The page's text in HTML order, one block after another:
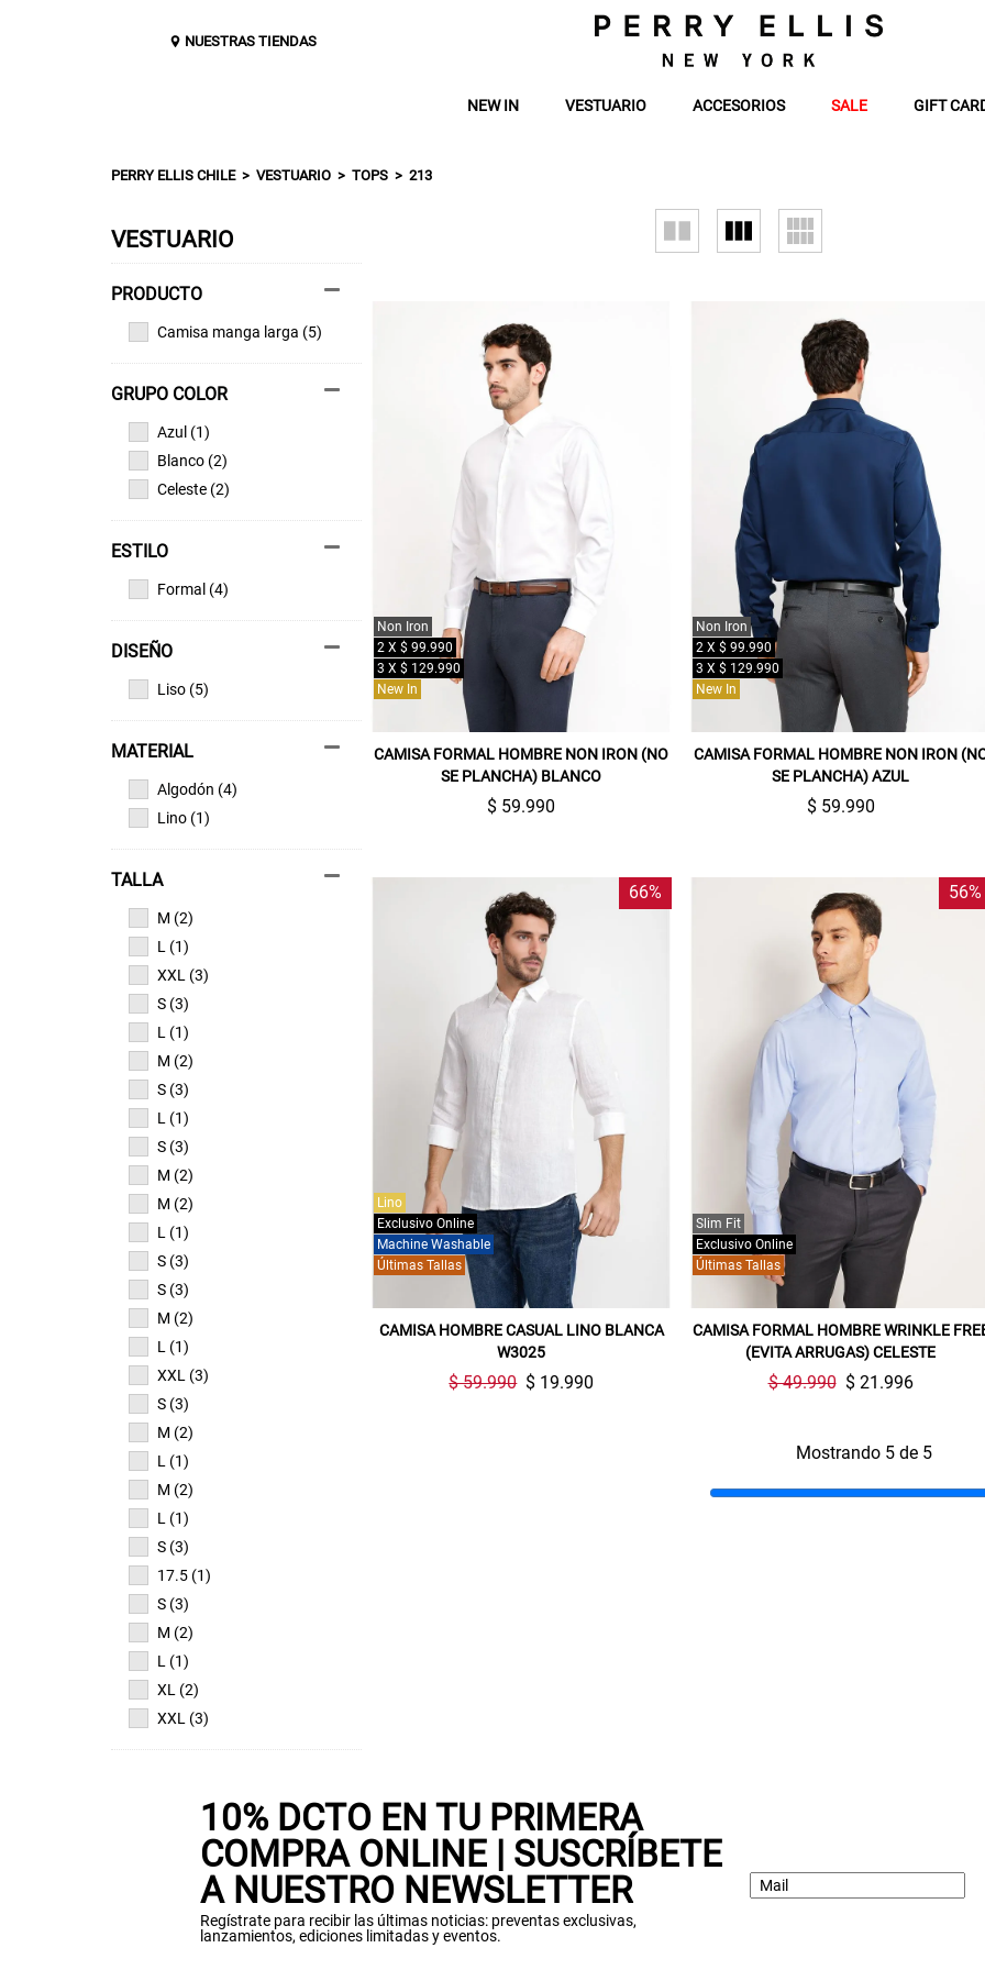
NUESTRAS TIENDAS
NEW IN VESTUARIO ACCESORIOS SALE GIFT
PERRY ELLIS CHILE VESTUARIO TOPS 213
VESTUARIO
Camisa manga larga (5)
GRUPO COLOR
Azul (1)
Blanco (2)
Celeste (2)
ESTILO
Formal (4)
DISEÑO
Liso (5)
MATERIAL
Algodón (4)
Lino (1)
TALLA
M (2)
L (1)
XXL (3)
S (3)
L (1)
M (2)
S (3)
L (1)
S (3)
M (2)
M (2)
L (1)
S (3)
S (3)
M (2)
L (1)
XXL (3)
S (3)
M (2)
L (1)
M (2)
L (1)
S (3)
17.5 (1)
S (3)
M (2)
L (1)
XL (2)
XXL (3)
New In
3 X $ 129.990
2 X $ 99.990
Non Iron
CAMISA FORMAL HOMBRE NON IRON (NO
SE PLANCHA) BLANCO
$ 59.990
New In
3 X $ 129.990
2 X $ 99.990
Non Iron
CAMISA FORMAL HOMBRE NON IRON
SE PLANCHA) AZUL
$ 59.990
66%
Últimas Tallas
Machine Washable
Exclusivo Online
Lino
CAMISA HOMBRE CASUAL LINO BLANCA
W3025
$ 59.990 $ 19.990
56%
Últimas Tallas
Exclusivo Online
Slim Fit
CAMISA FORMAL HOMBRE WRINKLE
(EVITA ARRUGAS) CELESTE
$ 49.990 $ 21.996
Mostrando 5 de 5
10% DCTO EN TU PRIMERA
COMPRA ONLINE | SUSCRÍBETE
A NUESTRO NEWSLETTER
Regístrate para recibir las últimas noticias: preventas exclusivas,
lanzamientos, ediciones limitadas y eventos.
Gracias por inscribirte!
Aquí esta tu cupón, usalo en tu siguiente
compra. Valido por 72 hrs.
SUSPE01